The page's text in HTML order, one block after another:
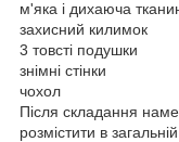
м'яка і дихаюча
захисний килимок
3 товсті подушки
знімні стінки
чохол
Після складання
розмістити в